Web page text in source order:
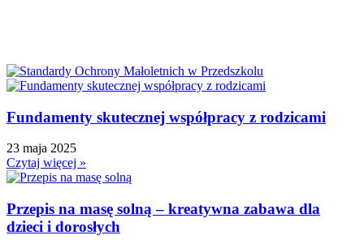
Dzień Bezpiecznego Internetu
Dzień Chłopaka
Dzień Dziadka
Dzień Dziewczynek
Dzień Dyni
Dzień Kobiet
Fundamenty skutecznej współpracy z rodzicami
23 maja 2025
Czytaj więcej »
Przepis na masę solną – kreatywna zabawa dla
dzieci i dorosłych